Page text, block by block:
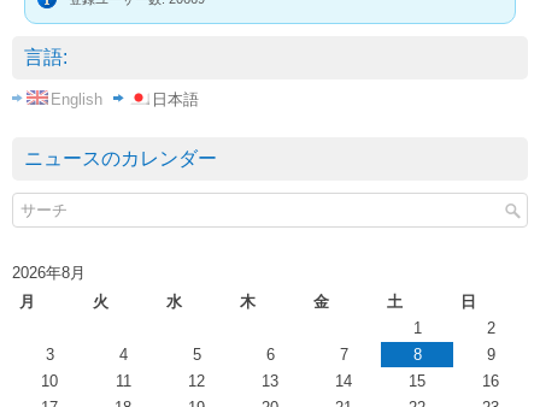
言語:
English 日本語
ニュースのカレンダー
2026年8月
月
火 水 木 金 土
日
1
2
3
4 5 6 7 8
9
10
11 12 13 14 15
16